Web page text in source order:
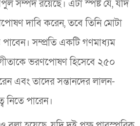
সম্পদ রয়েছে। এটা স্পষ্ট যে, যদি
দাবি করেন, তবে তিনি মোটা
পাবেন। সম্প্রতি একটি গণমাধ্যম
ভরণপোষণ হিসেবে ২৫০
এবং তাদের সন্তানদের লালন-
নিতে পারেন।